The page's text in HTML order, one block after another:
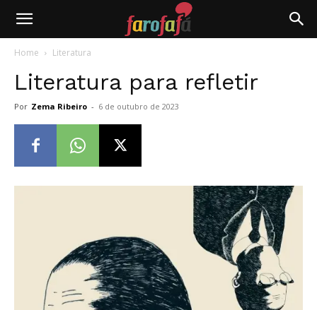
Farofafá
Home Literatura
Literatura para refletir
Por Zema Ribeiro - 6 de outubro de 2023